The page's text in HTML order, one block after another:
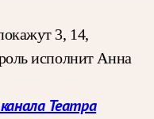
3, 14,
исполнит Анна
Театра